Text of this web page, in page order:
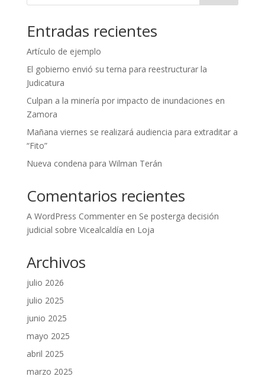
Entradas recientes
Artículo de ejemplo
El gobierno envió su terna para reestructurar la
Judicatura
Culpan a la minería por impacto de inundaciones en
Zamora
Mañana viernes se realizará audiencia para extraditar a
“Fito”
Nueva condena para Wilman Terán
Comentarios recientes
A WordPress Commenteren Se posterga decisión
judicial sobre Vicealcaldía en Loja
Archivos
julio 2026
julio 2025
junio 2025
mayo 2025
abril 2025
marzo 2025